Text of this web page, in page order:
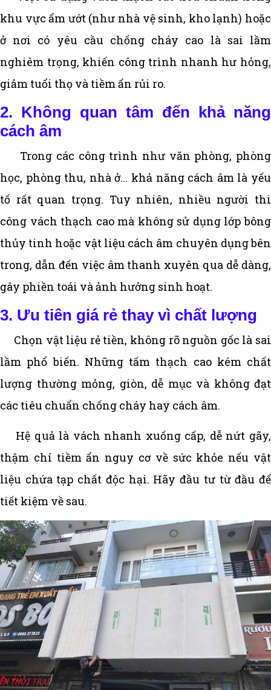
khu vực ẩm ướt (như nhà vệ sinh, kho lạnh) hoặc
ở nơi có yêu cầu chống cháy cao là sai lầm
nghiêm trọng, khiến công trình nhanh hư hỏng,
giảm tuổi thọ và tiềm ẩn rủi ro.
2. Không quan tâm đến khả năng
cách âm
Trong các công trình như văn phòng, phòng
học, phòng thu, nhà ở... khả năng cách âm là yếu
tố rất quan trọng. Tuy nhiên, nhiều người thi
công vách thạch cao mà không sử dụng lớp bông
thủy tinh hoặc vật liệu cách âm chuyên dụng bên
trong, dẫn đến việc âm thanh xuyên qua dễ dàng,
gây phiền toái và ảnh hưởng sinh hoạt.
3. Ưu tiên giá rẻ thay vì chất lượng
Chọn vật liệu rẻ tiền, không rõ nguồn gốc là sai
lầm phổ biến. Những tấm thạch cao kém chất
lượng thường mỏng, giòn, dễ mục và không đạt
các tiêu chuẩn chống cháy hay cách âm.
Hệ quả là vách nhanh xuống cấp, dễ nứt gãy,
thậm chí tiềm ẩn nguy cơ về sức khỏe nếu vật
liệu chứa tạp chất độc hại. Hãy đầu tư từ đầu để
tiết kiệm về sau.